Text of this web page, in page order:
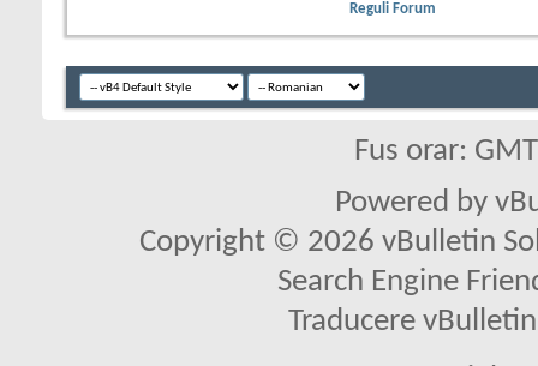
Reguli Forum
Fus orar:
Powered by
Copyright © 2026 vBulletin
Search Engine
Traducere